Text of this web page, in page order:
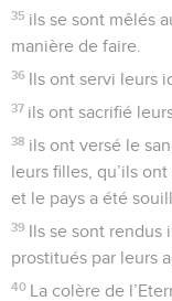
35 ils se sont mêlés
manière de faire.
36 Ils ont servi leurs
37 ils ont sacrifié
38 ils ont versé le
leurs filles, qu’ils
et le pays a été
39 Ils se sont rendus
prostitués par leurs
40 La colère de